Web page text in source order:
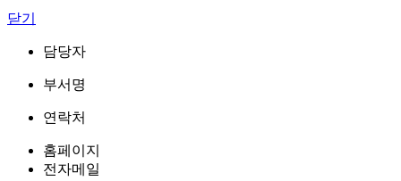
닫기
담당자
부서명
연락처
홈페이지
전자메일